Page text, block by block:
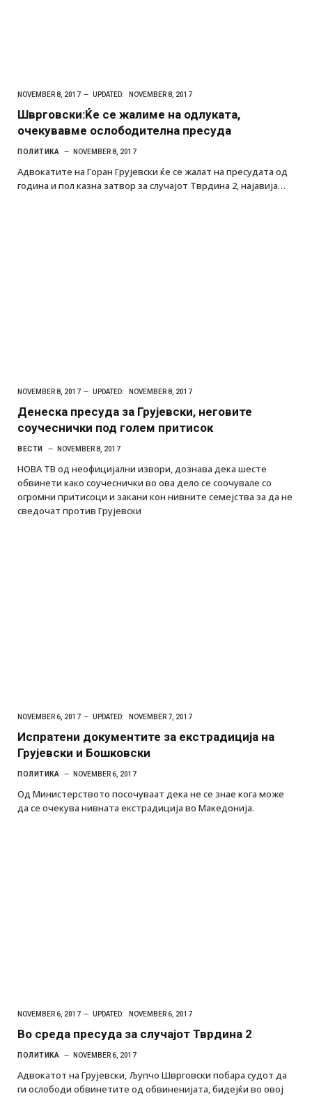
NOVEMBER 8, 2017 UPDATED: NOVEMBER 8, 2017
Шврговски:Ќе се жалиме на одлуката,
очекувавме ослободителна пресуда
ПОЛИТИКА NOVEMBER 8, 2017
Адвокатите на Горан Грујевски ќе се жалат на пресудата од
година и пол казна затвор за случајот Тврдина 2, најавија…
NOVEMBER 8, 2017 UPDATED: NOVEMBER 8, 2017
Денеска пресуда за Грујевски, неговите
соучеснички под голем притисок
ВЕСТИ NOVEMBER 8, 2017
НОВА ТВ од неофицијални извори, дознава дека шесте
обвинети како соучеснички во ова дело се соочувале со
огромни притисоци и закани кон нивните семејства за да не
сведочат против Грујевски
NOVEMBER 6, 2017 UPDATED: NOVEMBER 7, 2017
Испратени документите за екстрадиција на
Грујевски и Бошковски
ПОЛИТИКА NOVEMBER 6, 2017
Од Министерството посочуваат дека не се знае кога може
да се очекува нивната екстрадиција во Македонија.
NOVEMBER 6, 2017 UPDATED: NOVEMBER 6, 2017
Во среда пресуда за случајот Тврдина 2
ПОЛИТИКА NOVEMBER 6, 2017
Адвокатот на Грујевски, Љупчо Шврговски побара судот да
ги ослободи обвинетите од обвиненијата, бидејќи во овој